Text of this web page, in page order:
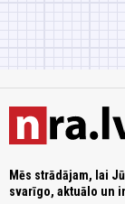
Mēs strādājam, lai
svarīgo, aktuālo un